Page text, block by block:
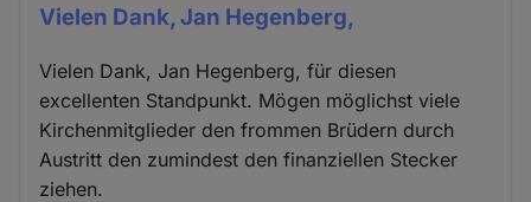
Vielen Dank, Jan Hegenberg,
Vielen Dank, Jan Hegenberg, für diesen
excellenten Standpunkt. Mögen möglichst viele
Kirchenmitglieder den frommen Brüdern durch
Austritt den zumindest den finanziellen Stecker
ziehen.